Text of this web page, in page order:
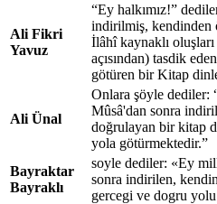
Ali Fikri
Yavuz
“Ey halkımız!”
indirilmiş, kendinden
İlâhî kaynaklı
açısından) tasdik
götüren bir Kitap
Ali Ünal
Onlara şöyle dediler:
Mûsâ'dan sonra
doğrulayan bir kitap
yola götürmektedir.”
Bayraktar
Bayraklı
soyle dediler: «Ey
sonra indirilen,
gercegi ve dogru